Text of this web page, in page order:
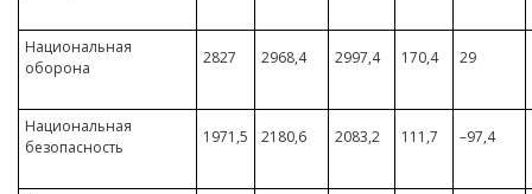
Национальная
оборона
2827 2968,4 2997,4 170,4 29
Национальная
безопасность
1971,5 2180,6 2083,2 111,7 –97,4